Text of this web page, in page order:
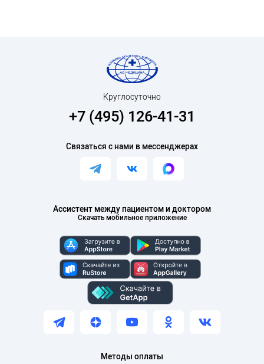
Ассистент между пациентом и доктором
Скачать мобильное приложение
Круглосуточно
+7 (495) 126-41-31
Связаться с нами в мессенджерах
Методы оплаты